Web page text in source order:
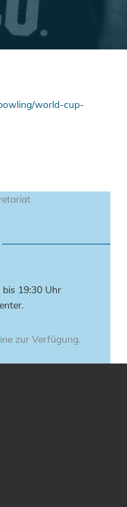
world-cup-
19:30 Uhr
zur Verfügung.